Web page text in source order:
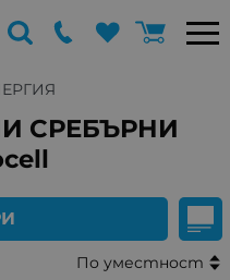
СРЕБЪРНИ
По уместност